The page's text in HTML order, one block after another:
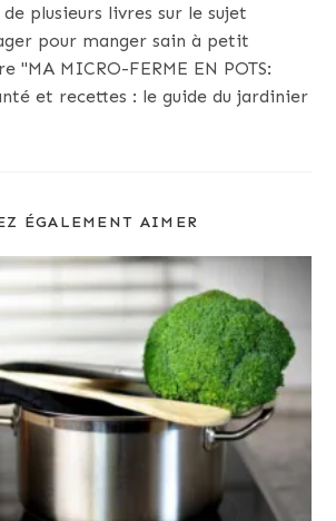
plusieurs livres sur le sujet
pour manger sain à petit
"MA MICRO-FERME EN POTS:
et recettes : le guide du jardinier
ÉGALEMENT AIMER